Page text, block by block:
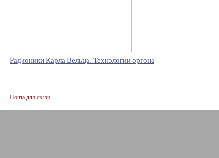
Радионики Карла Вельца. Технологии оргона
Почта для связи